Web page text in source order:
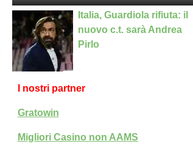
Italia, Guardiola rifiuta: il
nuovo c.t. sarà Andrea
Pirlo
I nostri partner
Gratowin
Migliori Casino non AAMS